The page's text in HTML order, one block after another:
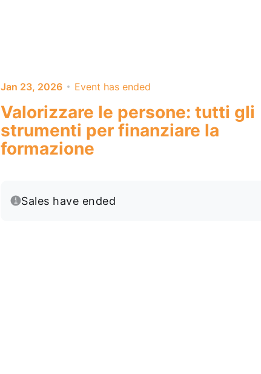
Jan 23, 2026 Event has ended
Valorizzare le persone: tutti gli
strumenti per finanziare la
formazione
Sales have ended